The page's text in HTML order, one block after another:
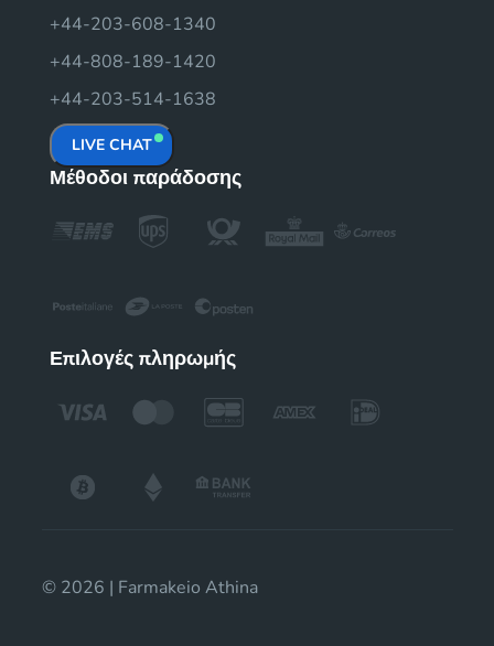
+44-203-608-1340
+44-808-189-1420
+44-203-514-1638
LIVE CHAT
Μέθοδοι παράδοσης
Επιλογές πληρωμής
© 2026 | Farmakeio Athina